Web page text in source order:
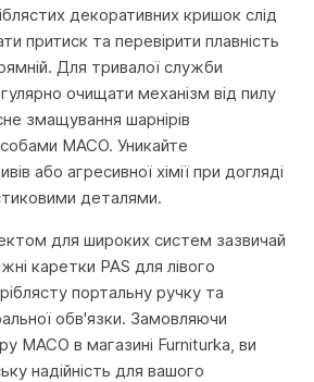
декоративних кришок слід
притиск та перевірити плавність
Для тривалої служби
очищати механізм від пилу
змащування шарнірів
MACO. Уникайте
або агресивної хімії при догляді
деталями.
для широких систем зазвичай
каретки PAS для лівого
портальну ручку та
обв'язки. Замовляючи
MACO в магазині Furniturka, ви
надійність для вашого